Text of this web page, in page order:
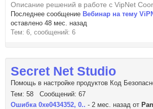
Описание решений в работе с VipNet
Последнее сообщение Вебинар на тему
оставлено 48 мес. назад
Тем: 6, сообщений: 6
Secret Net Studio
Помощь в настройке продуктов Код
Тем: 58 Сообщений: 67
Ошибка 0xe0434352, 0.. - 2 мес. назад от